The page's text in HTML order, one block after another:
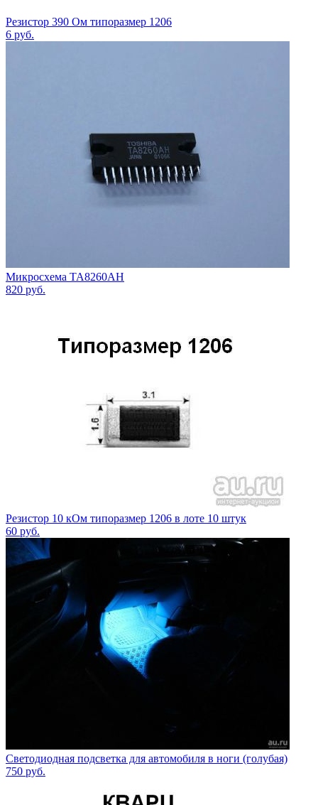
Резистор 390 Ом типоразмер 1206
6 руб.
Микросхема TA8260AH
820 руб.
Резистор 10 кОм типоразмер 1206 в лоте 10 штук
60 руб.
Светодиодная подсветка для автомобиля в ноги (голубая)
750 руб.